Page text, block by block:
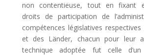
non contentieuse, tout en fixant
droits de participation de
compétences législatives
et des Länder, chacun pour leur
technique adoptée fut celle